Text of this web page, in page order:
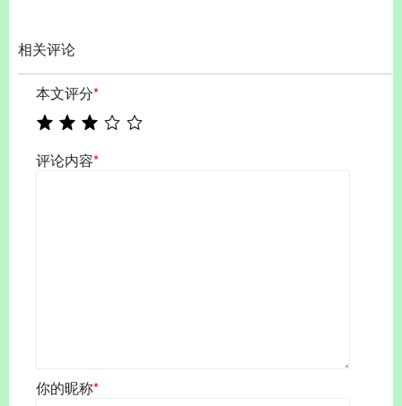
相关评论
本文评分*
评论内容*
你的昵称*